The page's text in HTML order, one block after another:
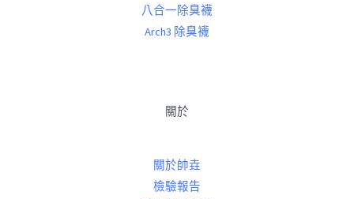
八合一除臭襪
Arch3 除臭襪
關於
關於帥垚
檢驗報告